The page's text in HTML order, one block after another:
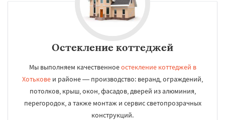
Остекление коттеджей
Мы выполняем качественноеостекление коттеджей в
Хотькове и районе — производство: веранд, ограждений,
потолков, крыш, окон, фасадов, дверей из алюминия,
перегородок, а также монтаж и сервис светопрозрачных
конструкций.